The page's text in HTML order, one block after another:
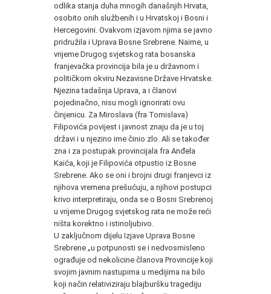
odlika stanja duha mnogih današnjih Hrvata,
osobito onih službenih i u Hrvatskoj i Bosni i
Hercegovini. Ovakvom izjavom njima se javno
pridružila i Uprava Bosne Srebrene. Naime, u
vrijeme Drugog svjetskog rata bosanska
franjevačka provincija bila je u državnom i
političkom okviru Nezavisne Države Hrvatske.
Njezina tadašnja Uprava, a i članovi
pojedinačno, nisu mogli ignorirati ovu
činjenicu. Za Miroslava (fra Tomislava)
Filipovića povijest i javnost znaju da je u toj
državi i u njezino ime činio zlo. Ali se također
zna i za postupak provincijala fra Anđela
Kaića, koji je Filipovića otpustio iz Bosne
Srebrene. Ako se oni i brojni drugi franjevci iz
njihova vremena prešućuju, a njihovi postupci
krivo interpretiraju, onda se o Bosni Srebrenoj
u vrijeme Drugog svjetskog rata ne može reći
ništa korektno i istinoljubivo.
U zaključnom dijelu Izjave Uprava Bosne
Srebrene „u potpunosti se i nedvosmisleno
ograđuje od nekolicine članova Provincije koji
svojim javnim nastupima u medijima na bilo
koji način relativiziraju blajburšku tragediju